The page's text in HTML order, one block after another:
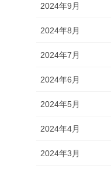
2024年9月
2024年8月
2024年7月
2024年6月
2024年5月
2024年4月
2024年3月